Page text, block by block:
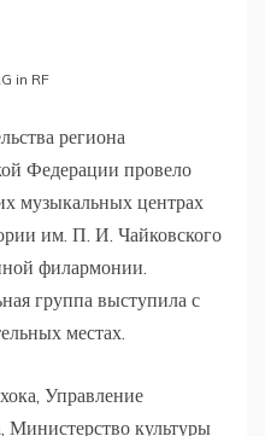
in RF
региона
Федерации провело
музыкальных центрах
им. П. И. Чайковского
филармонии.
группа выступила с
местах.
Управление
Министерство культуры